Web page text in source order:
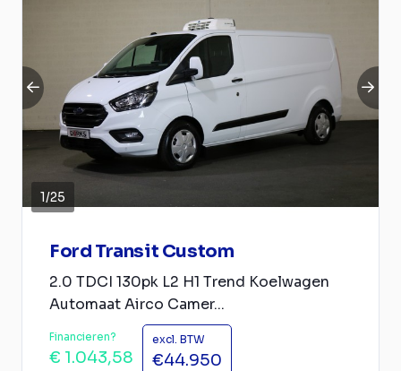
1/25
Ford Transit Custom
2.0 TDCI 130pk L2 H1 Trend Koelwagen
Automaat Airco Camer...
Financieren?
€ 1.043,58
excl. BTW
€44.950